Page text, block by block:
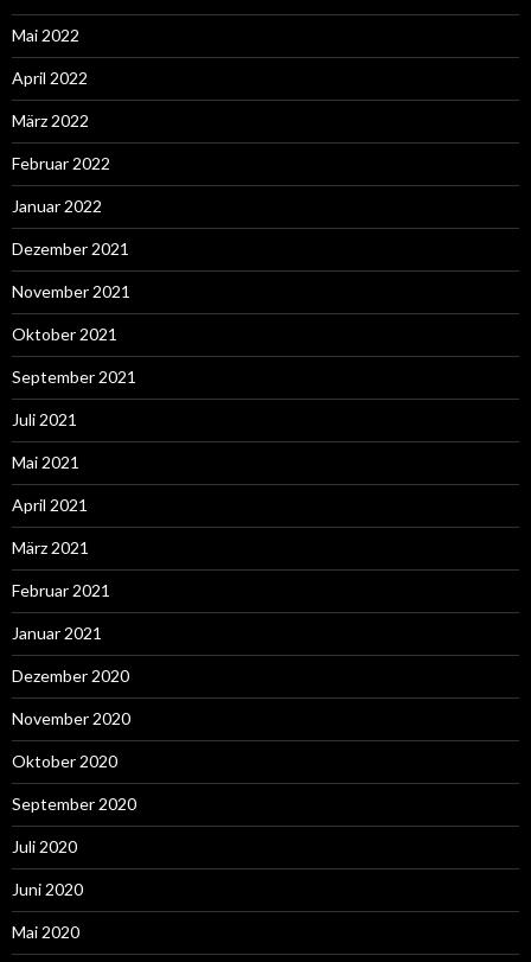
Mai 2022
April 2022
März 2022
Februar 2022
Januar 2022
Dezember 2021
November 2021
Oktober 2021
September 2021
Juli 2021
Mai 2021
April 2021
März 2021
Februar 2021
Januar 2021
Dezember 2020
November 2020
Oktober 2020
September 2020
Juli 2020
Juni 2020
Mai 2020